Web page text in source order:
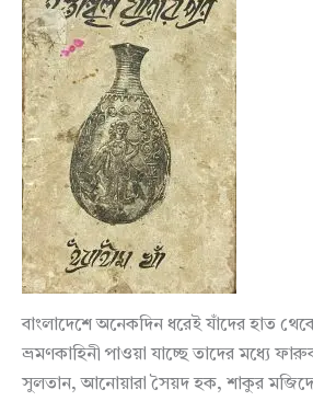
বাংলাদেশে অনেকদিন ধরেই যাঁদের হাত
ভ্রমণকাহিনী পাওয়া যাচ্ছে তাদের মধ্যে
সুলতান, আনোয়ারা সৈয়দ হক, শাকুর